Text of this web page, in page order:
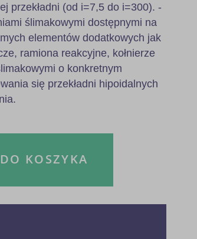
przekładni (od i=7,5 do i=300). -
ślimakowymi dostępnymi na
elementów dodatkowych jak
ramiona reakcyjne, kołnierze
o konkretnym
się przekładni hipoidalnych
KOSZYKA